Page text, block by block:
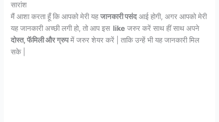
सारांश
मैं आशा करता हूँ कि आपको मेरी यहजानकारी पसंदआई होगी, अगर आपको मेरी
यह जानकारी अच्छी लगी हो, तो आप इस like जरुर करें साथ हीं साथ अपने
दोस्त, फॅमिली और ग्रुपमें जरुर शेयर करें | ताकि उन्हें भी यह जानकारी मिल
सके |